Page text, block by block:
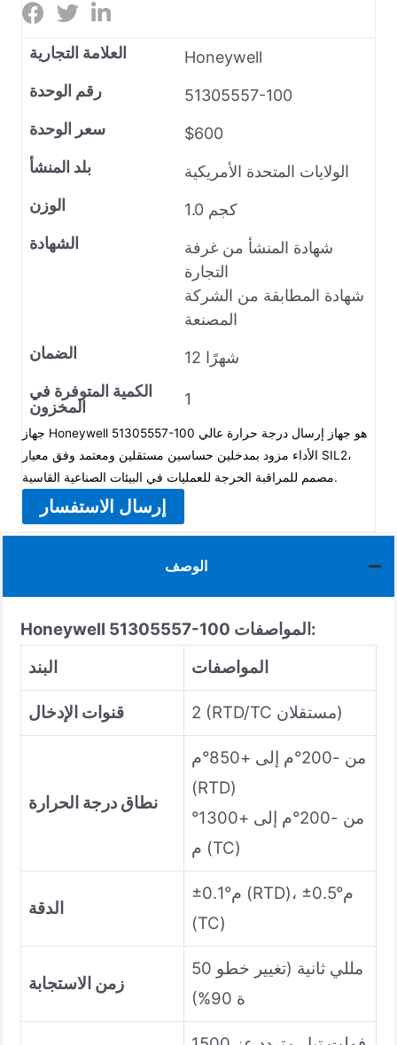
العلامة التجارية
Honeywell
رقم الوحدة
51305557-100
سعر الوحدة
$600
بلد المنشأ
الولايات المتحدة الأمريكية
الوزن
1.0 كجم
الشهادة
شهادة المنشأ من غرفة
التجارة
شهادة المطابقة من الشركة
المصنعة
الضمان
12 شهرًا
الكمية المتوفرة في
المخزون
1
جهاز Honeywell 51305557-100 هو جهاز إرسال درجة حرارة عالي
الأداء مزود بمدخلين حساسين مستقلين ومعتمد وفق معيار SIL2،
مصمم للمراقبة الحرجة للعمليات في البيئات الصناعية القاسية.
إرسال الاستفسار
الوصف
Honeywell 51305557-100
المواصفات:
البند
المواصفات
قنوات الإدخال 2 (RTD/TC مستقلان)
نطاق درجة الحرارة
من -200°م إلى +850°م
(RTD)
من -200°م إلى +1300°
م (TC)
الدقة
±0.1°م (RTD)، ±0.5°م
(TC)
زمن الاستجابة
50 مللي ثانية (تغيير خطو
ة 90%)